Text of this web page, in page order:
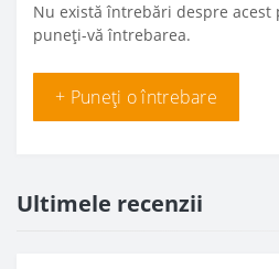
Nu există întrebări despre
puneți-vă întrebarea.
+ Puneți o întrebare
Ultimele recenzii